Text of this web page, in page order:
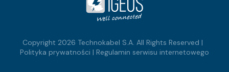
Copyright 2026 Technokabel S.A. All Rights Reserved |
Polityka prywatności | Regulamin serwisu internetowego